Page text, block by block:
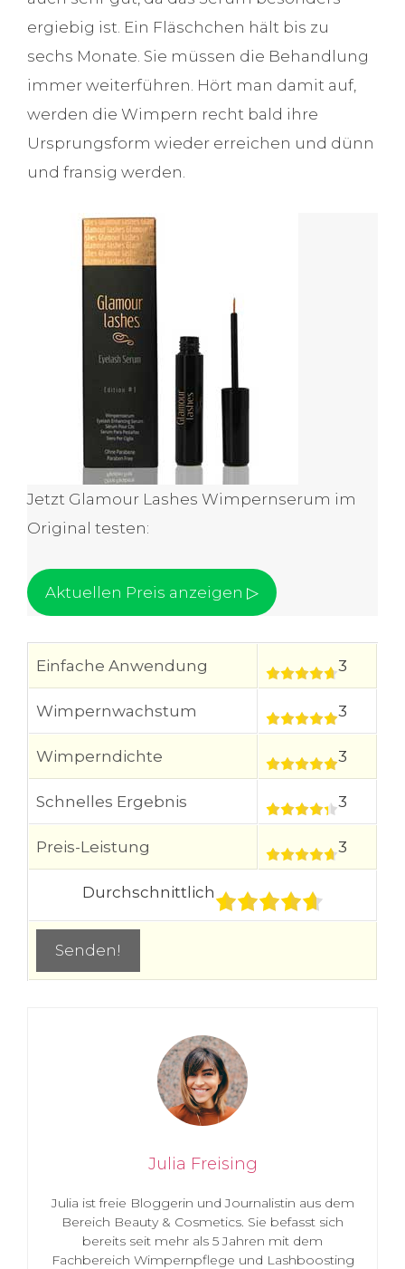
ergiebig ist. Ein Fläschchen hält bis zu
sechs Monate. Sie müssen die Behandlung
immer weiterführen. Hört man damit auf,
werden die Wimpern recht bald ihre
Ursprungsform wieder erreichen und dünn
und fransig werden.
Jetzt Glamour Lashes Wimpernserum im
Original testen:
Aktuellen Preis anzeigen ▷
Einfache Anwendung 3
Wimpernwachstum 3
Wimperndichte 3
Schnelles Ergebnis 3
Preis-Leistung 3
Durchschnittlich
Julia Freising
Julia ist freie Bloggerin und Journalistin aus dem
Bereich Beauty & Cosmetics. Sie befasst sich
bereits seit mehr als 5 Jahren mit dem
Fachbereich Wimpernpflege und Lashboosting